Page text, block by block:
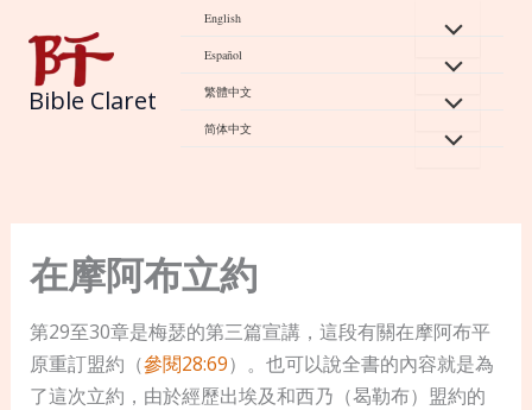
content
Bible Claret
English
Español
繁體中文
简体中文
在摩阿布立約
第29至30章是梅瑟的第三篇宣講，這段有關在摩阿布平
原重訂盟約（參閱28:69）。也可以說全書的內容就是為
了這次立約，由於經歷出埃及和西乃（曷勒布）盟約的